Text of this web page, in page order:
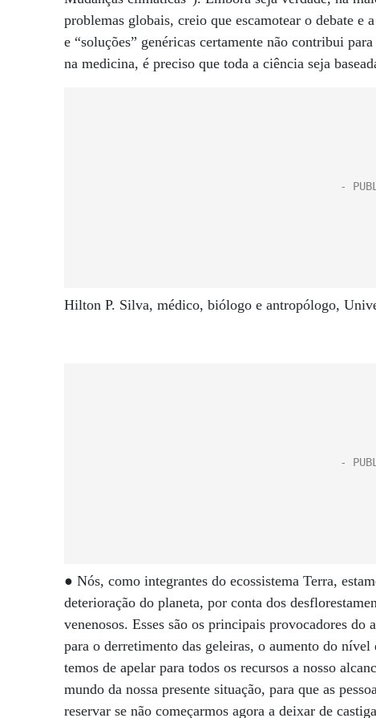
problemas globais, creio que escamotear o debate
e “soluções” genéricas certamente não contribui
na medicina, é preciso que toda a ciência seja
Hilton P. Silva, médico, biólogo e antropólogo,
● Nós, como integrantes do ecossistema Terra,
deterioração do planeta, por conta dos
venenosos. Esses são os principais provocadores
para o derretimento das geleiras, o aumento do
temos de apelar para todos os recursos a nosso
mundo da nossa presente situação, para que as
reservar se não começarmos agora a deixar de